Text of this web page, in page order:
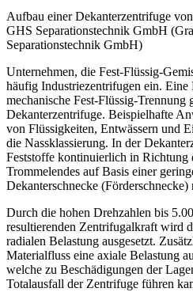
Aufbau einer Dekanterzentrifuge
GHS Separationstechnik GmbH
Separationstechnik GmbH)
Unternehmen, die Fest-Flüssig-
häufig Industriezentrifugen ein. Eine
mechanische Fest-Flüssig-Trennung
Dekanterzentrifuge. Beispielhafte
von Flüssigkeiten, Entwässern und
die Nassklassierung. In der
Feststoffe kontinuierlich in Richtung
Trommelendes auf Basis einer
Dekanterschnecke
Durch die hohen Drehzahlen bis
resultierenden Zentrifugalkraft wird
radialen Belastung ausgesetzt.
Materialfluss eine axiale Belastung
welche zu Beschädigungen der
Totalausfall der Zentrifuge führen